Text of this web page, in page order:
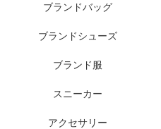
ブランドバッグ
ブランドシューズ
ブランド服
スニーカー
アクセサリー